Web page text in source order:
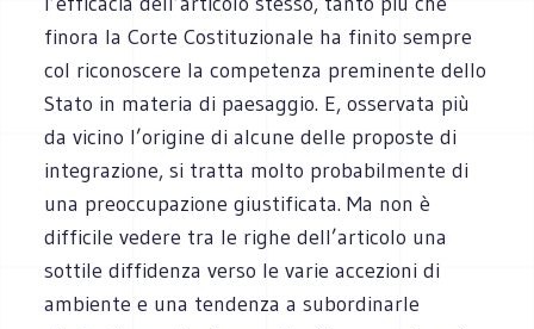
finora la Corte Costituzionale ha finito sempre
col riconoscere la competenza preminente dello
Stato in materia di paesaggio. E, osservata più
da vicino l’origine di alcune delle proposte di
integrazione, si tratta molto probabilmente di
una preoccupazione giustificata. Ma non è
difficile vedere tra le righe dell’articolo una
sottile diffidenza verso le varie accezioni di
ambiente e una tendenza a subordinarle